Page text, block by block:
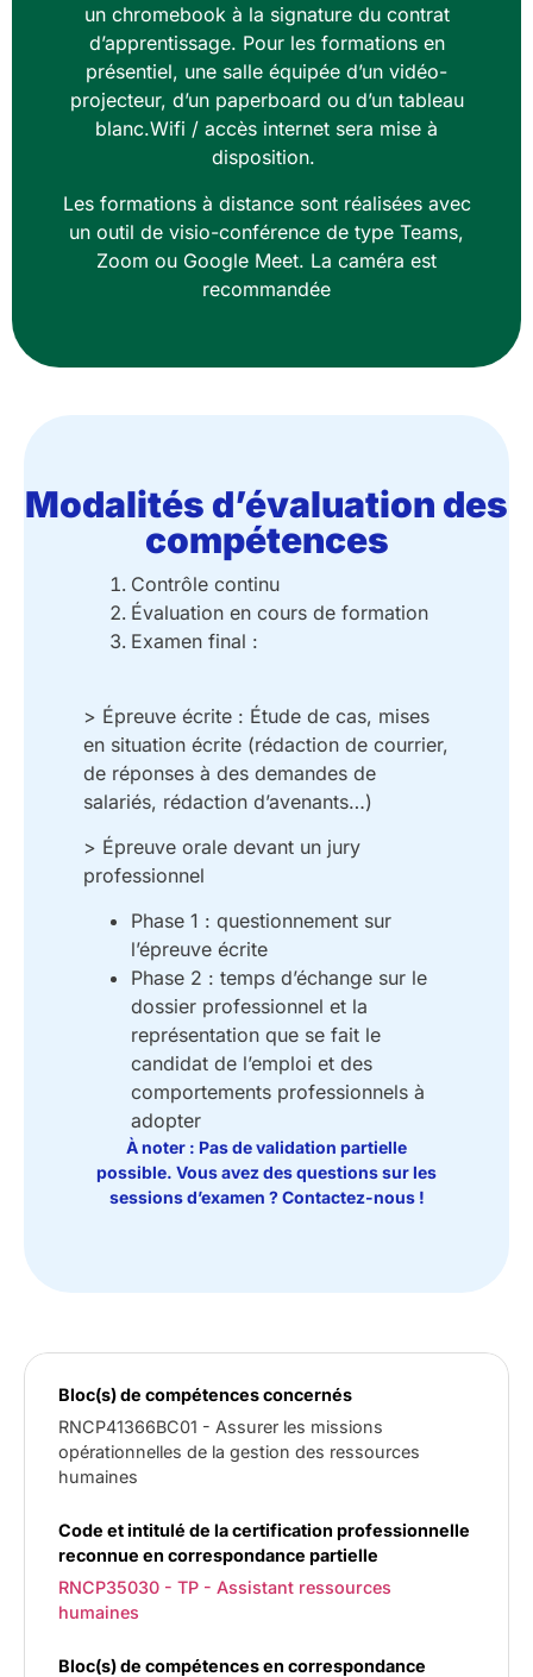
un chromebook à la signature du contrat
d’apprentissage. Pour les formations en
présentiel, une salle équipée d’un vidéo-
projecteur, d’un paperboard ou d’un tableau
blanc.Wifi / accès internet sera mise à
disposition.
Les formations à distance sont réalisées avec
un outil de visio-conférence de type Teams,
Zoom ou Google Meet. La caméra est
recommandée
Modalités d’évaluation des
compétences
Contrôle continu
Évaluation en cours de formation
Examen final :
> Épreuve écrite : Étude de cas, mises
en situation écrite (rédaction de courrier,
de réponses à des demandes de
salariés, rédaction d’avenants…)
> Épreuve orale devant un jury
professionnel
Phase 1 : questionnement sur
l’épreuve écrite
Phase 2 : temps d’échange sur le
dossier professionnel et la
représentation que se fait le
candidat de l’emploi et des
comportements professionnels à
adopter
À noter : Pas de validation partielle
possible. Vous avez des questions sur les
sessions d’examen ? Contactez-nous !
RNCP41366BC01 - Assurer les missions
opérationnelles de la gestion des ressources
humaines
RNCP35030 - TP - Assistant ressources
humaines